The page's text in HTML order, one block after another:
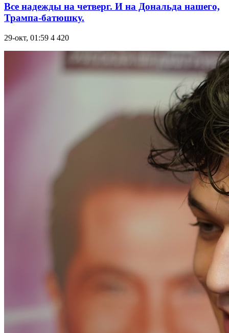
Все надежды на четверг. И на Дональда нашего,
Трампа-батюшку.
29-окт, 01:59 4 420